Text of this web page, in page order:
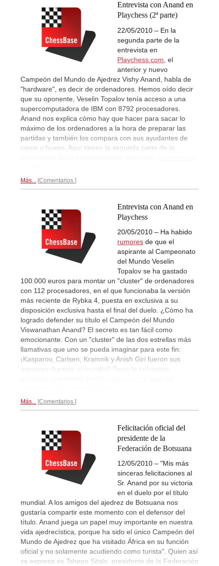
Entrevista con Anand en
Playchess (2ª parte)
22/05/2010 – En la
segunda parte de la
entrevista en
Playchess.com , el
anterior y nuevo
Campeón del Mundo de Ajedrez Vishy Anand, habla de
"hardware", es decir de ordenadores. Hemos oído decir
que su oponente, Veselin Topalov tenía acceso a una
supercomputadora de IBM con 8792 procesadores.
Anand nos explica cómo hay que hacer para sacar lo
máximo de los ordenadores a la hora de preparar las
partidas y también los compara con sus ayudantes de
carne y hueso. Aquí tienen la segunda parte de la
Más... Comentarios
Entrevista con Anand en
Playchess
20/05/2010 – Ha habido
rumores de que el
aspirante al Campeonato
del Mundo Veselin
Topalov se ha gastado
100.000 euros para montar un "cluster" de ordenadores
con 112 procesadores, en el que funcionaba la versión
más reciente de Rybka 4, puesta en exclusiva a su
disposición exclusiva hasta el final del duelo. ¿Cómo ha
logrado defender su título el Campeón del Mundo
Viswanathan Anand? El secreto es tan fácil como
emocionante. Con un "cluster" de las dos estrellas más
llamativas que uno se pueda imaginar para este fin:
¡Kasparov, Carlsen, Kramnik y Anish Giri fueron sus
asesores durante el mundial! Tiene la entrevista
Más... Comentarios
Felicitación oficial del
presidente de la
Federación de Botsuana
12/05/2010 – "Mis más
sinceras felicitaciones al
Sr. Anand por su victoria
en el duelo por el título
mundial. A los amigos del ajedrez de Botsuana nos
gustaría compartir este momento con el defensor del
título. Anand juega un papel muy importante en nuestra
vida ajedrecística, porque ha sido el único Campeón del
Mundo de Ajedrez que ha visitado África en su función
oficial y no solamente acudiendo como turista". Quien así
se expresa es Tshepo Sitale, presidente de la Federación